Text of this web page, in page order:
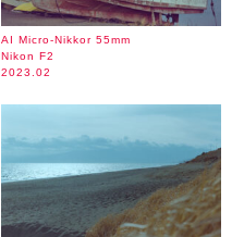
AI Micro-Nikkor 55mm
Nikon F2
2023.02